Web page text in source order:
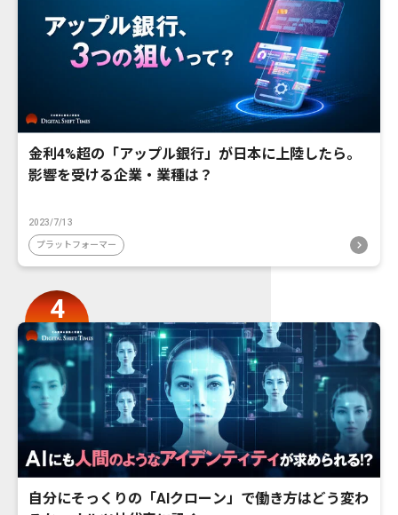
金利4%超の「アップル銀行」が日本に上陸したら。
影響を受ける企業・業種は？
2023/7/13
プラットフォーマー
自分にそっくりの「AIクローン」で働き方はどう変わ